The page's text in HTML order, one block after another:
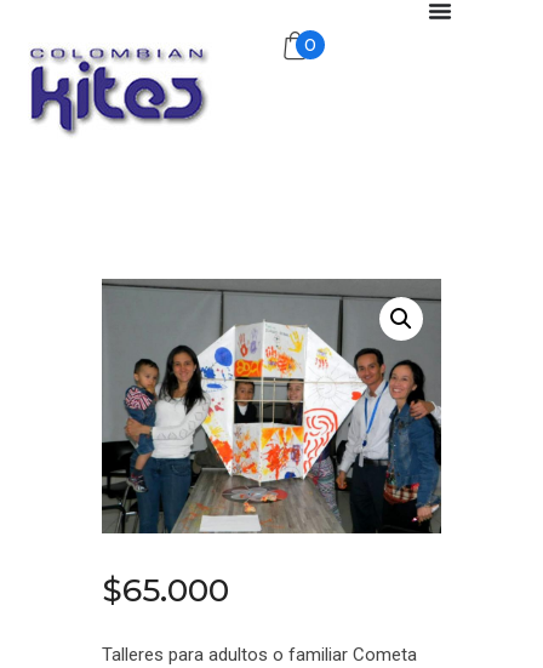
0
COLOMBIANKITES
Nosotros
Publicidad Aérea
Exhibiciones
Galería
$65.000
Talleres para adultos o familiar Cometa